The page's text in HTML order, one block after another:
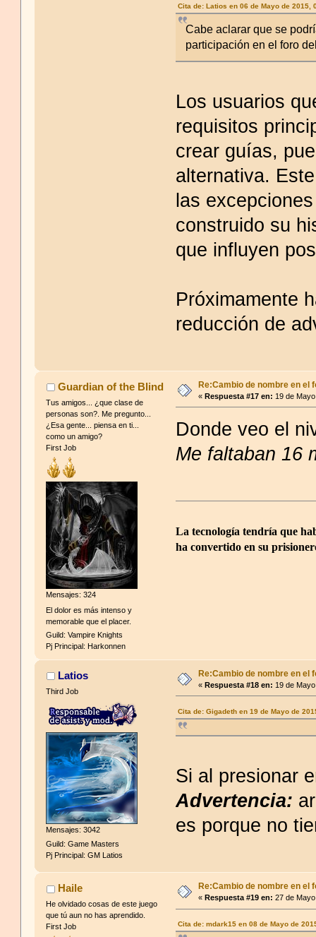
Cita de: Latios en 06 de Mayo de 2015,
Cabe aclarar que se
participación en el foro
Los usuarios
requisitos
crear guías,
alternativa.
las
construido su
que influyen
Próximamente
reducción de
Guardian of the Blind
Tus amigos... ¿que clase de
personas son?. Me pregunto...
¿Esa gente... piensa en ti...
como un amigo?
First Job
Mensajes: 324
El dolor es más intenso y
memorable que el placer.
Guild: Vampire Knights
Pj Principal: Harkonnen
Re:Cambio de nombre en el
«Respuesta #17 en: 19 de
Donde veo el
Me faltaban 16
La tecnología tendría que
ha convertido en su
Latios
Third Job
Mensajes: 3042
Guild: Game Masters
Pj Principal: GM Latios
Re:Cambio de nombre en el
«Respuesta #18 en: 19 de
Cita de: Gigadeth en 19 de Mayo de
Si al presionar
Advertencia:
es porque no
Haile
He olvidado cosas de este juego
que tú aun no has aprendido.
First Job
Re:Cambio de nombre en el
«Respuesta #19 en: 27 de
Cita de: mdark15 en 08 de Mayo de